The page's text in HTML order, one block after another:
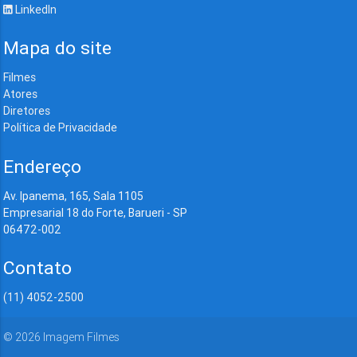
LinkedIn
Mapa do site
Filmes
Atores
Diretores
Política de Privacidade
Endereço
Av. Ipanema, 165, Sala 1105
Empresarial 18 do Forte, Barueri - SP
06472-002
Contato
(11) 4052-2500
© 2026 Imagem Filmes